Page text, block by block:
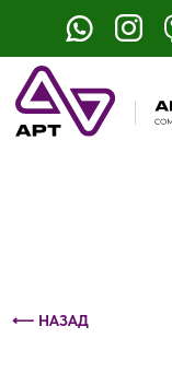
Контактный
⟵ НАЗАД